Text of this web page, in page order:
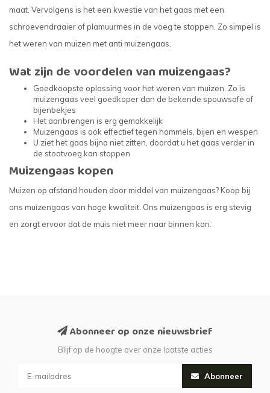
maat. Vervolgens is het een kwestie van het gaas met een
schroevendraaier of plamuurmes in de voeg te stoppen. Zo simpel is
het weren van muizen met anti muizengaas.
Wat zijn de voordelen van muizengaas?
Goedkoopste oplossing voor het weren van muizen. Zo is
muizengaas veel goedkoper dan de bekende spouwsafe of
bijenbekjes
Het aanbrengen is erg gemakkelijk
Muizengaas is ook effectief tegen hommels, bijen en wespen
U ziet het gaas bijna niet zitten, doordat u het gaas verder in
de stootvoeg kan stoppen
Muizengaas kopen
Muizen op afstand houden door middel van muizengaas? Koop bij
ons muizengaas van hoge kwaliteit. Ons muizengaas is erg stevig
en zorgt ervoor dat de muis niet meer naar binnen kan.
Abonneer op onze nieuwsbrief
Blijf op de hoogte over onze laatste acties
Abonneer